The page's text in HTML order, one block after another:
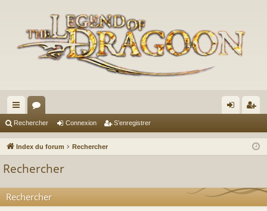
cc
ès
de
or
u ne nr
re
Rechercher Connexion S’enregistrer
Index du forum Rechercher
Rechercher
Rechercher